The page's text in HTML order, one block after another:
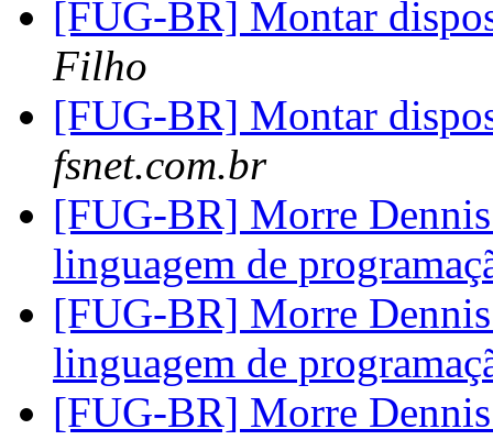
[FUG-BR] Montar
Filho
[FUG-BR] Montar
fsnet.com.br
[FUG-BR] Morre
linguagem de
[FUG-BR] Morre
linguagem de
[FUG-BR] Morre